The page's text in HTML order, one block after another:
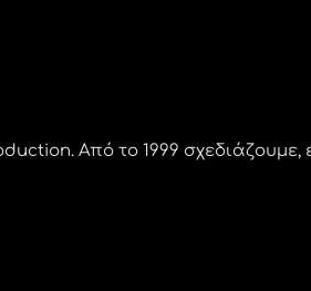
Από το 1999 σχεδιάζουμε,